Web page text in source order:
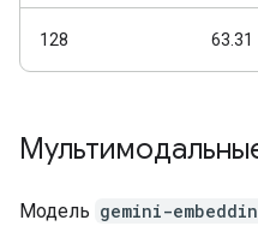
128 63.31
Модель gemini-